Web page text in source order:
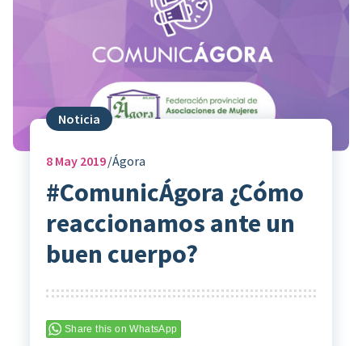
Noticia
8May 2019 Ágora
#ComunicÁgora ¿Cómo
reaccionamos ante un
buen cuerpo?
Share this on WhatsApp